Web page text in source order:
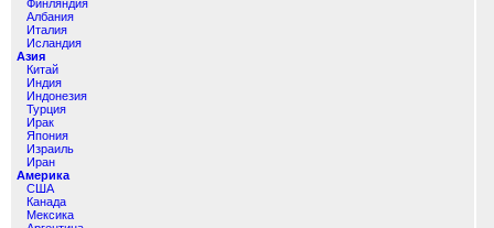
Финляндия
Албания
Италия
Исландия
Азия
Китай
Индия
Индонезия
Турция
Ирак
Япония
Израиль
Иран
Америка
США
Канада
Мексика